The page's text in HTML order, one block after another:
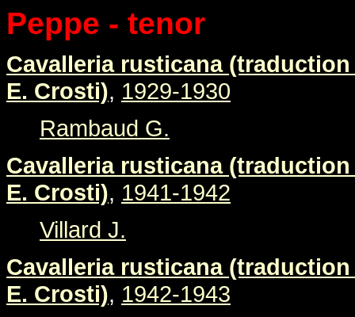
Peppe - tenor
Cavalleria rusticana
E. Crosti), 1929-1930
Rambaud G.
Cavalleria rusticana
E. Crosti), 1941-1942
Villard J.
Cavalleria rusticana
E. Crosti), 1942-1943